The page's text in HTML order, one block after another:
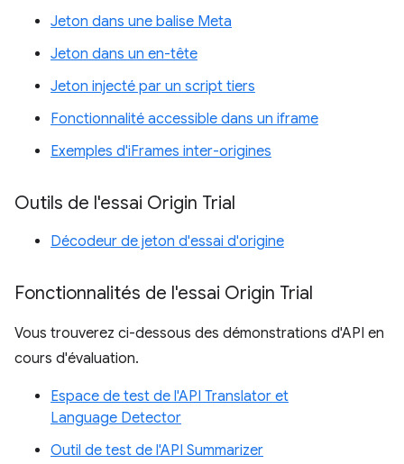
Jeton dans une balise Meta
Jeton dans un en-tête
Jeton injecté par un script tiers
Fonctionnalité accessible dans un iframe
Exemples d'iFrames inter-origines
Outils de l'essai Origin Trial
Décodeur de jeton d'essai d'origine
Fonctionnalités de l'essai Origin Trial
Vous trouverez ci-dessous des démonstrations d'API en
cours d'évaluation.
Espace de test de l'API Translator et
Language Detector
Outil de test de l'API Summarizer